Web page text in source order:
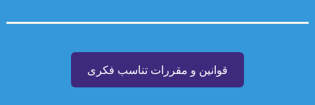
قوانین و مقررات تناسب فکری